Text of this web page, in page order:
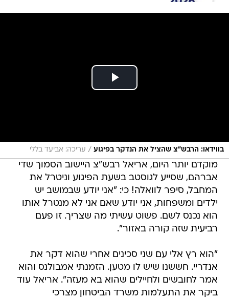
בווידאו: הרבש״צ שהציל את הנדקר בפיגוע / עריכה: אביעד בללי
מוקדם יותר היום, אריאל רבש"צ היישוב הסמוך שדי
אברהם, שסייע לגוסטב בשעת הפיגוע וניטרל את
המחבל, סיפר לוואלה! כי: "אני יודע שבמושב יש
ילדים ומשפחות, אני יודע שאם אני לא מנטרל אותו
הוא נכנס לשם. פשוט עשיתי מה שצריך. זו פעם
רביעית שזה קורה באזור".
"הוא רץ אלי עם שני סכינים אחרי שהוא דקר את
אנדריי. חששנו שיש לו מטען. הזמנתי אמבולנס והוא
אמר לחובשים ולחיילים שהוא בא מעזה". אריאל עוד
ביקר את התעלמות משרד הביטחון מצרכי